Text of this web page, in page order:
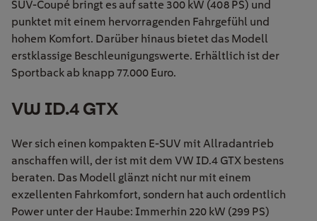
SUV-Coupé bringt es auf satte 300 kW (408 PS) und
punktet mit einem hervorragenden Fahrgefühl und
hohem Komfort. Darüber hinaus bietet das Modell
erstklassige Beschleunigungswerte. Erhältlich ist der
Sportback ab knapp 77.000 Euro.
VW ID.4 GTX
Wer sich einen kompakten E-SUV mit Allradantrieb
anschaffen will, der ist mit dem VW ID.4 GTX bestens
beraten. Das Modell glänzt nicht nur mit einem
exzellenten Fahrkomfort, sondern hat auch ordentlich
Power unter der Haube: Immerhin 220 kW (299 PS)